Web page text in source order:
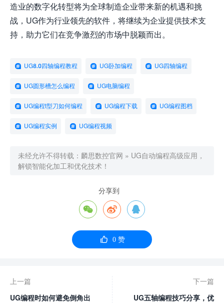
造业的数字化转型将为全球制造企业带来新的机遇和挑
战，UG作为行业领先的软件，将继续为企业提供技术支
持，助力它们在竞争激烈的市场中脱颖而出。
UG8.0四轴编程教程 UG卧加编程 UG四轴编程
UG圆形槽怎么编程 UG电脑编程
UG编程t型刀如何编程 UG编程下载 UG编程图档
UG编程实例 UG编程视频
未经允许不得转载： 麟思数控官网 » UG自动编程高级应用，
解锁智能化加工和优化技术！
分享到
  
 0赞
上一篇
UG编程时如何避免倒角出
下一篇
UG五轴编程技巧分享，优